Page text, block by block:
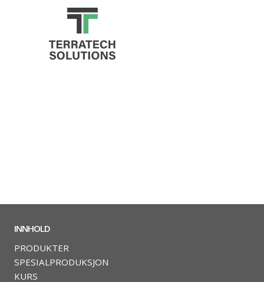
INNHOLD
PRODUKTER
SPESIALPRODUKSJON
KURS